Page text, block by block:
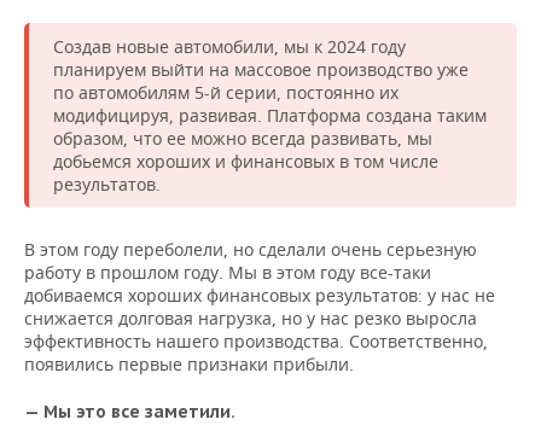
Создав новые автомобили, мы к 2024 году
планируем выйти на массовое производство уже
по автомобилям 5-й серии, постоянно их
модифицируя, развивая. Платформа создана таким
образом, что ее можно всегда развивать, мы
добьемся хороших и финансовых в том числе
результатов.
В этом году переболели, но сделали очень серьезную
работу в прошлом году. Мы в этом году все-таки
добиваемся хороших финансовых результатов: у нас не
снижается долговая нагрузка, но у нас резко выросла
эффективность нашего производства. Соответственно,
появились первые признаки прибыли.
— Мы это все заметили.